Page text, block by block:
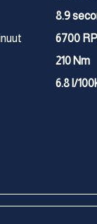
8.9
6700
210 Nm
6.8 l/